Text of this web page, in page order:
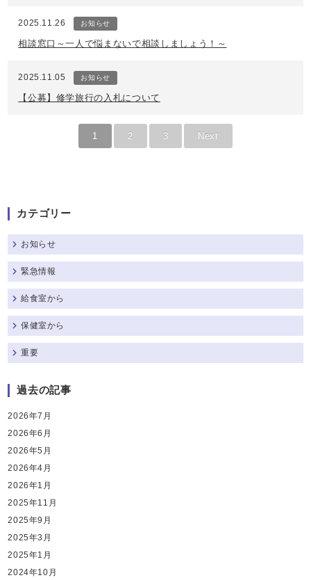
2025.11.26 お知らせ
相談窓口～一人で悩まないで相談しましょう！～
2025.11.05 お知らせ
【公募】修学旅行の入札について
1 2 3 Next
カテゴリー
お知らせ
緊急情報
給食室から
保健室から
重要
過去の記事
2026年7月
2026年6月
2026年5月
2026年4月
2026年1月
2025年11月
2025年9月
2025年3月
2025年1月
2024年10月